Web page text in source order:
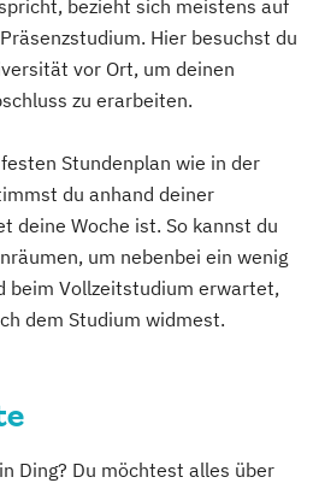
bezieht sich meistens auf
Hier besuchst du
vor Ort, um deinen
zu erarbeiten.
Stundenplan wie in der
du anhand deiner
deine Woche ist. So kannst du
um nebenbei ein wenig
beim Vollzeitstudium erwartet,
dem Studium widmest.
Ding? Du möchtest alles über